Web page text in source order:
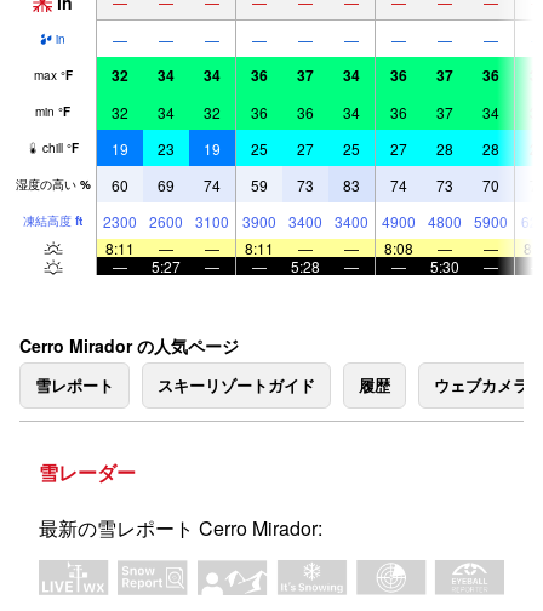
in — — — — — — — — —
max °F 32 34 34 36 37 34 36 37 36
min °F 32 34 32 36 36 34 36 37 34
chill °F 19 23 19 25 27 25 27 28 28
湿度の高い % 60 69 74 59 73 83 74 73 70
凍結高度 ft 2300 2600 3100 3900 3400 3400 4900 4800 5900
8:11
— — 8:11 — — 8:08 — —
—
5:27 — — 5:28 — — 5:30 —
Cerro Mirador の人気ページ
雪レポート スキーリゾートガイド 履歴 ウェブカメラ
雪レーダー
最新の雪レポート Cerro Mirador: